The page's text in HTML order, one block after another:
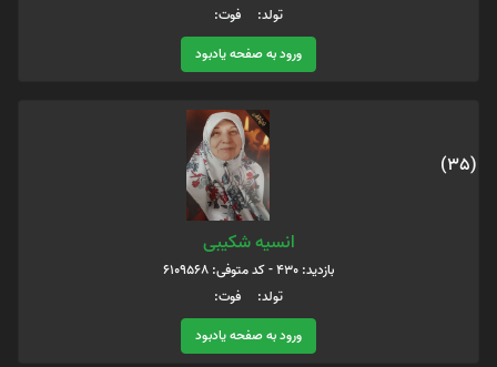
تولد: فوت:
ورود به صفحه یادبود
(35)
انسیه شکیبی
بازدید: 430 - کد متوفی: 6109568
تولد: فوت:
ورود به صفحه یادبود